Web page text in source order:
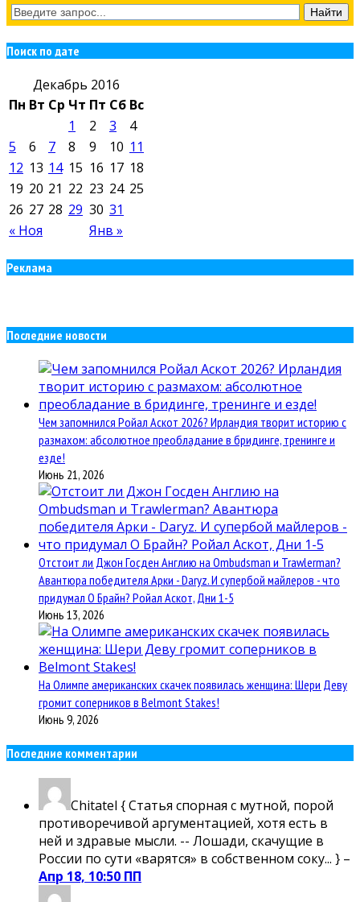
Поиск по дате
Декабрь 2016
Пн Вт Ср Чт Пт Сб Вс
« Ноя Янв »
1 2 3
4
5
6 7 8 9 10 11
12 13 14 15 16 17 18
19 20 21 22 23 24 25
26 27 28 29 30 31
Реклама
Последние новости
Чем запомнился Ройал Аскот 2026? Ирландия творит историю с
размахом: абсолютное преобладание в бридинге, тренинге и
езде!
Июнь 21, 2026
Отстоит ли Джон Госден Англию на Ombudsman и Trawlerman?
Авантюра победителя Арки - Daryz. И супербой майлеров - что
придумал О Брайн? Ройал Аскот, Дни 1-5
Июнь 13, 2026
На Олимпе американских скачек появилась женщина: Шери Деву
громит соперников в Belmont Stakes!
Июнь 9, 2026
Последние комментарии
Chitatel { Статья спорная с мутной, порой
противоречивой аргументацией, хотя есть в
ней и здравые мысли. -- Лошади, скачущие в
России по сути «варятся» в собственном соку... } –
Апр 18, 10:50 ПП